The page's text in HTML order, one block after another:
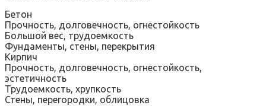
Бетон
Прочность, долговечность, огнестойкость
Большой вес, трудоемкость
Фундаменты, стены, перекрытия
Кирпич
Прочность, долговечность, огнестойкость,
эстетичность
Трудоемкость, хрупкость
Стены, перегородки, облицовка